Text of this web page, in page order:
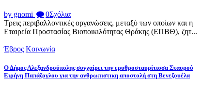
by gnomi 0Σχόλια
Τρεις περιβαλλοντικές οργανώσεις, μεταξύ των οποίων και η
Εταιρεία Προστασίας Βιοποικιλότητας Θράκης (ΕΠΒΘ), ζητ...
Έβρος Κοινωνία
Ο Δήμος Αλεξανδρούπολης συγχαίρει την ερυθροσταυρίτισσα Σταυρού
Ειρήνη Παπάζογλου για την ανθρωπιστικη αποστολή στη Βενεζουέλα